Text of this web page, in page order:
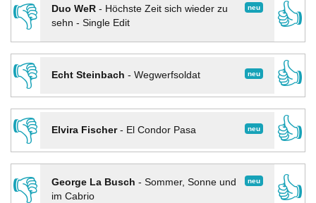
👎
neu
Duo WeR- Höchste Zeit sich wieder zu
sehn - Single Edit
👍
👎
neu
Echt Steinbach - Wegwerfsoldat
👍
👎
neu
Elvira Fischer- El Condor Pasa
👍
👎
neu
George La Busch - Sommer, Sonne und
im Cabrio
👍